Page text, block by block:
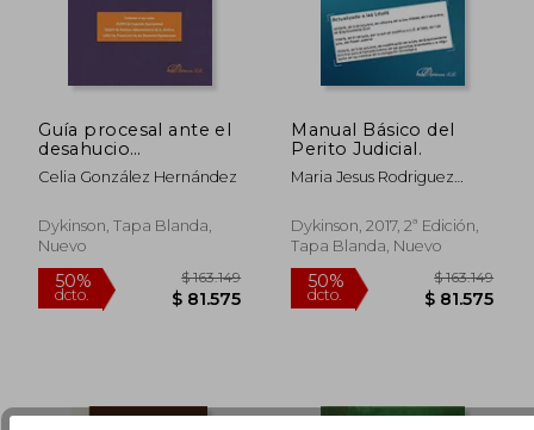
dcto. $ 46.517 dcto. $
Guía procesal ante el
desahucio
hipotecario.
Legislación,
Formularios
Celia González Hernández
Dykinson, Tapa Blanda,
Nuevo
Manual Básico del
Perito Judicial.
Maria Jesus Rodriguez
Dykinson, 2017, 2ª Edición,
Tapa Blanda, Nuevo